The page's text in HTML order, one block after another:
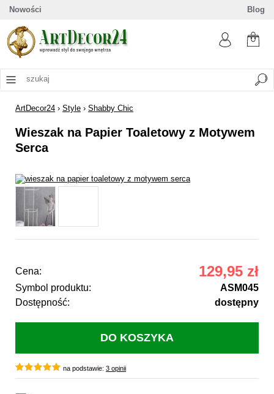
Nowości Blog
ArtDecor24 › Style › Shabby Chic
Wieszak na Papier Toaletowy z Motywem
Serca
Cena: 129,95 zł
Symbol produktu:
ASM045
Dostępność:
dostępny
na podstawie: 3 opinii